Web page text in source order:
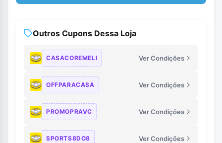
Outros Cupons Dessa Loja
CASACOREMELI Ver Condições
OFFPARACASA Ver Condições
PROMOPRAVC Ver Condições
SPORTS8DO8 Ver Condições